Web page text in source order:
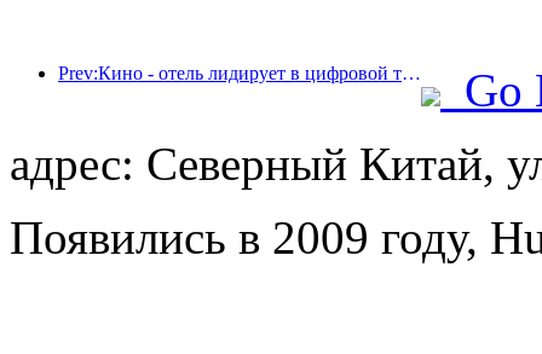
Prev:Кино - отель лидирует в цифровой трансформации отеля
Go
адрес: Северный Китай,
Появились в 2009 году,